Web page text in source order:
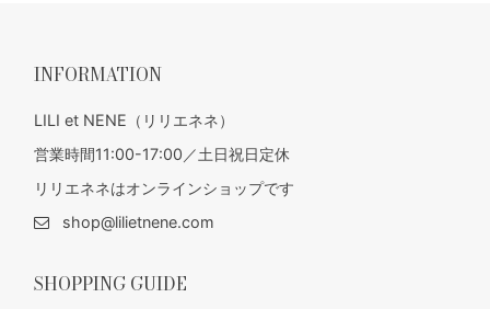
INFORMATION
LILI et NENE（リリエネネ）
営業時間11:00-17:00／土日祝日定休
リリエネネはオンラインショップです
shop@lilietnene.com
SHOPPING GUIDE